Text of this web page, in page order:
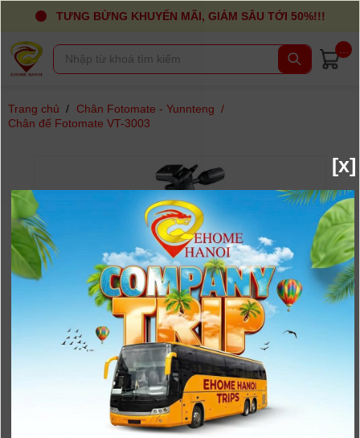
TƯNG BỪNG KHUYẾN MÃI, GIẢM SÂU TỚI 50%!!!
Trang chủ / Chân Fotomate - Yunnteng /
Chân đế Fotomate VT-3003
[x]